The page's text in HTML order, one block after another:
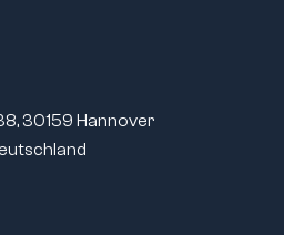
30159 Hannover